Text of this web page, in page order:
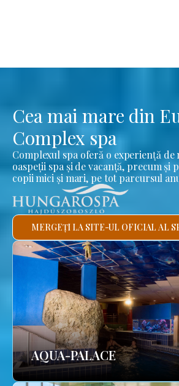
Cea mai mare din
Complex spa
Complexul spa oferă o experiență
oaspeții spa și de vacanță, precum și
copii mici și mari, pe tot parcursul
MERGEȚI LA SITE-UL OFICIAL AL
AQUA-PALACE